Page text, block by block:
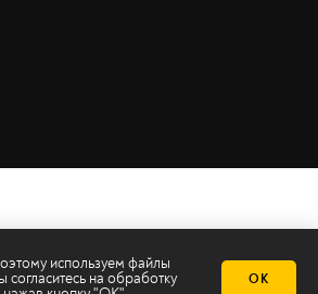
используем файлы
согласитесь на обработку
ОК